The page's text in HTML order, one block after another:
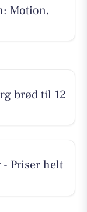
Motion,
brød til 12
Priser helt